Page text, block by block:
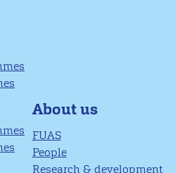
About us
FUAS
People
Research & development